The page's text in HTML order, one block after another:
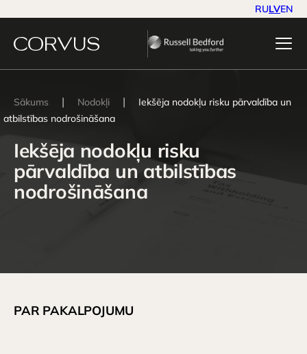
RULVEN
Sākums | Nodokļi |
Iekšēja nodokļu risku pārvaldība un
atbilstības nodrošināšana
Iekšēja nodokļu risku
pārvaldība un atbilstības
nodrošināšana
PAR PAKALPOJUMU